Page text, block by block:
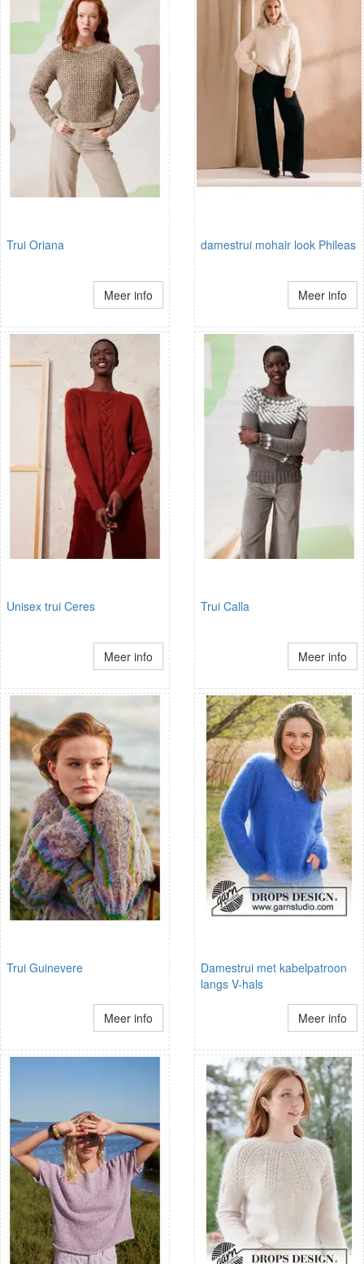
Trui Oriana
Meer info
damestrui mohair look Phileas
Meer info
Unisex trui Ceres
Meer info
Trui Calla
Meer info
Trui Guinevere
Meer info
Damestrui met kabelpatroon
langs V-hals
Meer info